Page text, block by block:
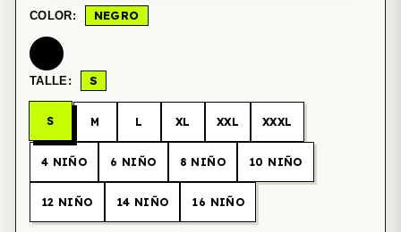
COLOR: NEGRO
TALLE: S
S M L XL XXL XXXL
4 NIÑO 6 NIÑO 8 NIÑO 10 NIÑO
12 NIÑO 14 NIÑO 16 NIÑO